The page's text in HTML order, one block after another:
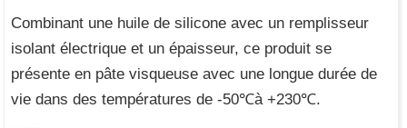
Combinant une huile de silicone avec un remplisseur
isolant électrique et un épaisseur, ce produit se
présente en pâte visqueuse avec une longue durée de
vie dans des températures de -50℃à +230℃.